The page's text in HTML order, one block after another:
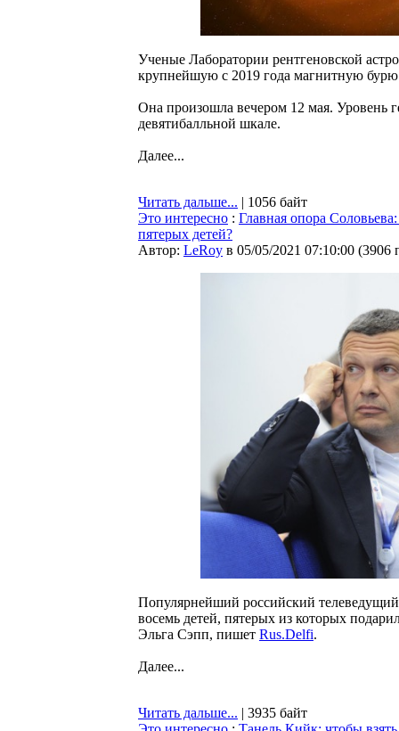
Ученые Лаборатории рентгеновской
крупнейшую с 2019 года магнитную бурю
Она произошла вечером 12 мая. Уровень
девятибалльной шкале.
Далее...
Читать дальше... | 1056 байт
Это интересно : Главная опора
пятерых детей?
Автор: LeRoy в 05/05/2021 07:10:00 (3906
Популярнейший российский
восемь детей, пятерых из которых
Эльга Сэпп, пишет Rus.Delfi.
Далее...
Читать дальше... | 3935 байт